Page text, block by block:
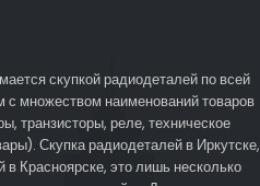
скупкой радиодеталей по всей
с множеством наименований товаров
транзисторы, реле, техническое
Скупка радиодеталей в Иркутске,
в Красноярске, это лишь несколько